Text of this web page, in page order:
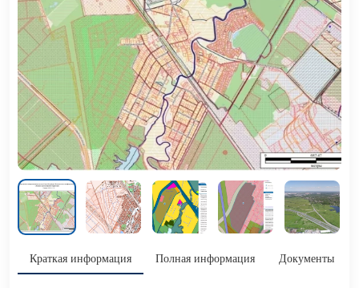
Краткая информация Полная информация Документы